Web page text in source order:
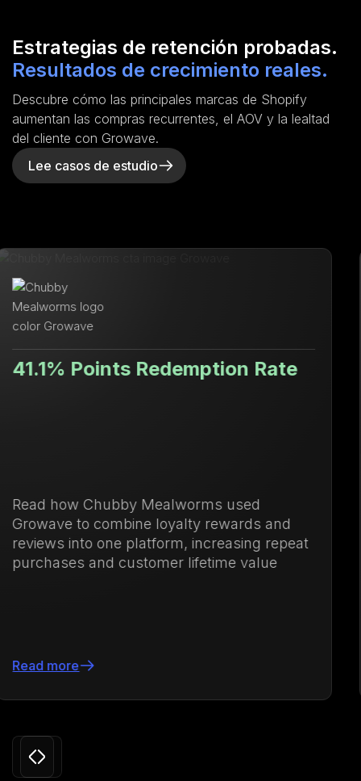
Estrategias de retención probadas.
Resultados de crecimiento reales.
Descubre cómo las principales marcas de Shopify
aumentan las compras recurrentes, el AOV y la lealtad
del cliente con Growave.
Lee casos de estudio
Rate
used
rewards and
repeat
value
Valor de vida del
Descubre cómo Ulanzi
de lealtad y membresías
compras recurrentes y
vida del cliente en un